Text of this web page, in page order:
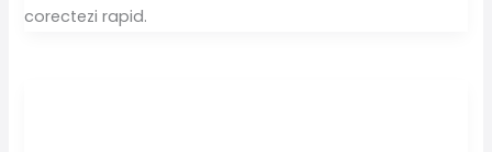
corectezi rapid.